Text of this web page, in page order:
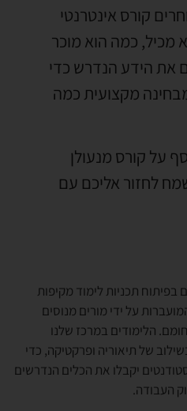
קורס אינטרנטי
מכיל, כמה הוא מוכר
את הידע הנדרש כדי
מקצועית כמה
על קורס מנעולן
לחזור אליכם עם
בפיתוח תכניות לימוד מקיפות
על ידי מורים מנוסים
הלימודים במרכז שלנו
של תיאוריה ופרקטיקה, כדי
יקבלו את הכלים הנדרשים
העבודה.